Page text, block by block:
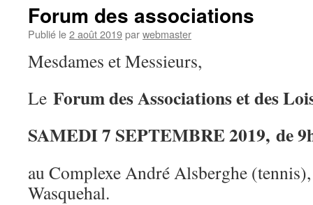
Forum des associations
Publié le2 août 2019parwebmaster
Mesdames et Messieurs,
Le Forum des Associations et des
SAMEDI 7 SEPTEMBRE 2019, de
au Complexe André Alsberghe
Wasquehal.